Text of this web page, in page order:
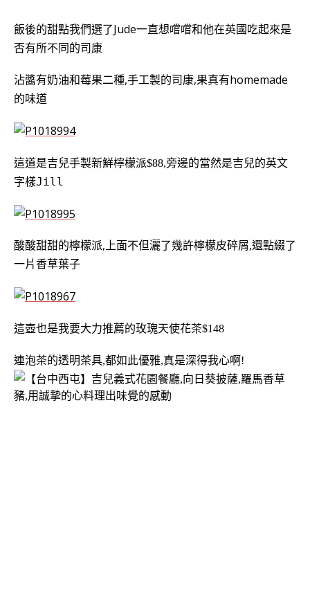
飯後的甜點我們選了Jude一直想嚐嚐和他在英國吃起來是
否有所不同的司康
沾醬有奶油和莓果二種,手工製的司康,果真有homemade
的味道
這道是吉兒手製新鮮檸檬派$88,旁邊的當然是吉兒的英文
字樣Jill
酸酸甜甜的檸檬派,上面不但灑了幾許檸檬皮碎屑,還點綴了
一片香草葉子
這壺也是我要大力推薦的玫瑰天使花茶$148
連泡茶的透明茶具,都如此優雅,真是深得我心啊!